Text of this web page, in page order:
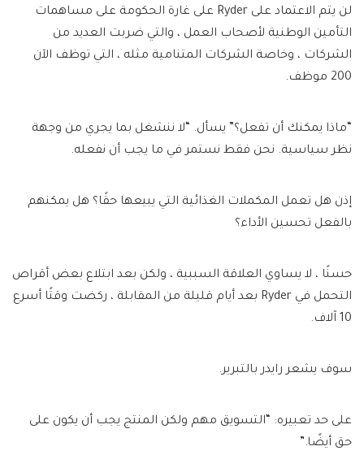
لن يتم الاعتماد على Ryder على غارة الحكومة على مساهمات
التأمين الوطنية لأصحاب العمل ، والتي ضربت العديد من
الشركات ، وخاصة الشركات المتنامية مثله ، التي توظف الآن
200 موظف.
“ماذا يمكنك أن تفعل؟” يسأل. “لا ننشغل بما يجري من وجهة
نظر سياسية. نحن فقط نستمر في ما يجب أن نفعله.
إذن هل تعمل المكملات الغذائية التي يبيعها حقًا؟ هل يمكنهم
بالفعل تحسين الأداء؟
حسنًا ، لا يساوي العلاقة السببية ، ولكن بعد ابتلاع بعض أقراص
التحمل في Ryder بعد أيام قليلة من المقابلة ، ركضت وقتًا أسرع
10 آلاف.
سوف يشعر رايدر بالتبرير.
على حد تعبيره: “التسويق مهم ولكن المنتج يجب أن يكون على
حق أيضًا.”